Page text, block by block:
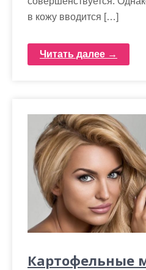
в кожу вводится […]
Читать далее →
Картофельные